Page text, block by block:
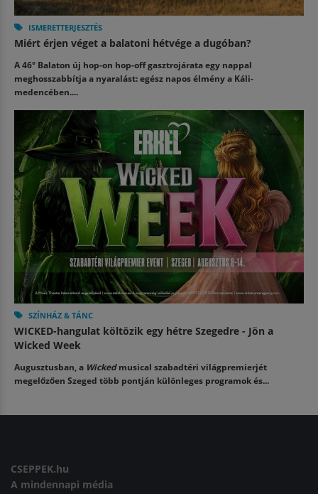
ISMERETTERJESZTÉS
Miért érjen véget a balatoni hétvége a dugóban?
A 46° Balaton új hop-on hop-off gasztrojárata egy nappal
meghosszabbítja a nyaralást: egész napos élmény a Káli-
medencében....
SZÍNHÁZ & TÁNC
WICKED-hangulat költözik egy hétre Szegedre - Jön a
Wicked Week
Augusztusban, a Wickedmusical szabadtéri világpremierjét
megelőzően Szeged több pontján különleges programok és...
CSEPPEK.hu
A mindennapi média